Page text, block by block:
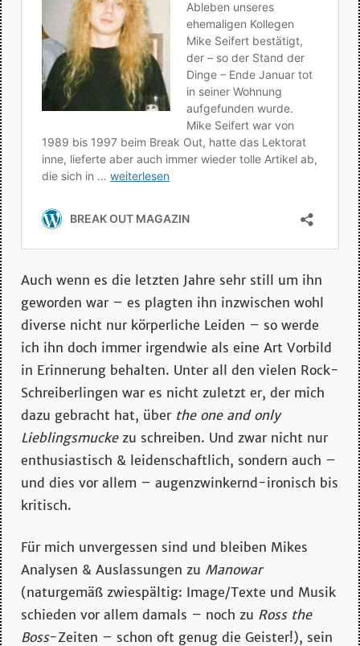
Auch wenn es die letzten Jahre sehr still um ihn
geworden war – es plagten ihn inzwischen wohl
diverse nicht nur körperliche Leiden – so werde
ich ihn doch immer irgendwie als eine Art Vorbild
in Erinnerung behalten. Unter all den vielen Rock-
Schreiberlingen war es nicht zuletzt er, der mich
dazu gebracht hat, über the one and only
Lieblingsmuckezu schreiben. Und zwar nicht nur
enthusiastisch & leidenschaftlich, sondern auch –
und dies vor allem – augenzwinkernd-ironisch bis
kritisch.
Für mich unvergessen sind und bleiben Mikes
Analysen & Auslassungen zu Manowar
(naturgemäß zwiespältig: Image/Texte und Musik
schieden vor allem damals – noch zu Ross the
Boss-Zeiten – schon oft genug die Geister!), sein